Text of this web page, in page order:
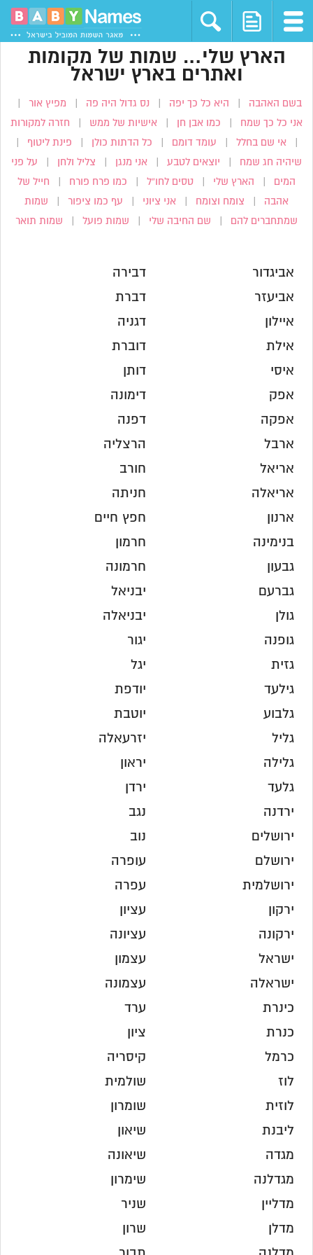
הארץ שלי… שמות של מקומות
ואתרים בארץ ישראל
בשם האהבה היא כל כך יפה נס גדול היה פה מפיץ אור
אני כל כך שמח כמו אבן חן אישיות של ממש חזרה למקורות
|אי שם בחלל עומד דומם כל הדתות כולן פינת ליטוף
שיהיה חג שמח יוצאים לטבע אני מנגן צליל ולחן על פני
המים הארץ שלי טסים לחו”ל כמו פרח פורח חייל של
אהבה צומח וצומח אני ציוני עף כמו ציפור שמות
שמתחברים להם שם החיבה שלי שמות פועל שמות תואר
אביגדור
אביעזר
איילון
אילת
איסי
אפק
אפקה
ארבל
אריאל
אריאלה
ארנון
בנימינה
גבעון
גברעם
גולן
גופנה
גזית
גילעד
גלבוע
גליל
גלילה
גלעד
דבירה
דברת
דגניה
דוברת
דותן
דימונה
דפנה
הרצליה
חורב
חניתה
חפץ חיים
חרמון
חרמונה
יבניאל
יבניאלה
יגור
יגל
יודפת
יוטבת
יזרעאלה
יראון
ירדן
ירדנה
ירושלים
ירושלם
ירושלמית
ירקון
ירקונה
ישראל
ישראלה
כינרת
כנרת
כרמל
לוז
לוזית
ליבנת
מגדה
מגדלנה
מדליין
מדלן
נגב
נוב
עופרה
עפרה
עציון
עציונה
עצמון
עצמונה
ערד
ציון
קיסריה
שולמית
שומרון
שיאון
שיאונה
שימרון
שניר
שרון